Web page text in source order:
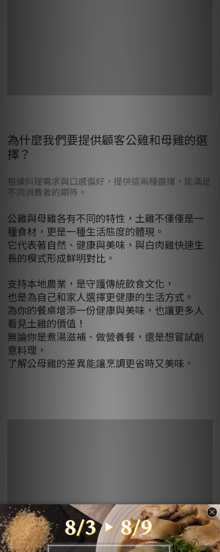
為什麼我們要提供顧客公雞和母雞的選
擇？
根據料理需求與口感偏好，提供這兩種選擇，能滿足
不同消費者的期待。
公雞與母雞各有不同的特性， 土雞不僅僅是一
種食材，更是一種生活態度的體現。
它代表著自然、健康與美味，與白肉雞快速生
長的模式形成鮮明對比。
支持本地農業，是守護傳統飲食文化，
也是為自己和家人選擇更健康的生活方式。
為你的餐桌增添一份健康與美味，也讓更多人
看見土雞的價值！
無論你是煮湯滋補、做營養餐，還是想嘗試創
意料理，
了解公母雞的差異能讓烹調更省時又美味。